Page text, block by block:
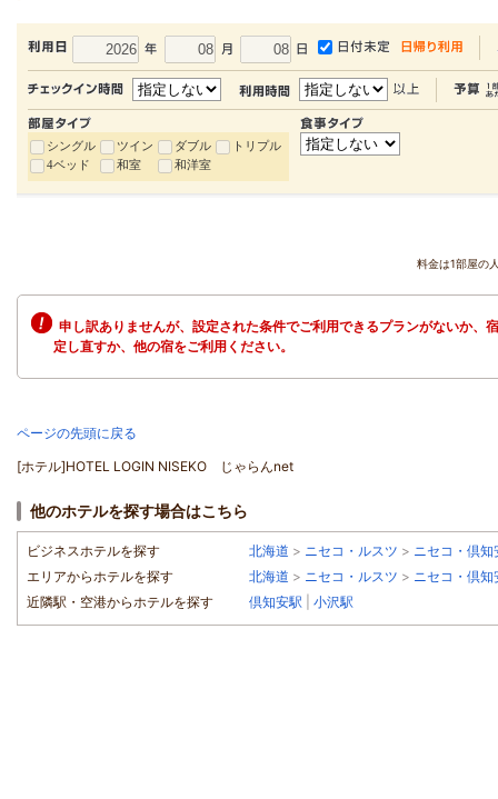
シングル ツイン ダブル
トリプル
4ベッド
和室 和洋室
料金は1部屋の
申し訳ありませんが、設定された条件でご利用できるプランがないか、
定し直すか、他の宿をご利用ください。
ページの先頭に戻る
[ホテル]HOTEL LOGIN NISEKO じゃらんnet
他のホテルを探す場合はこちら
ビジネスホテルを探す 北海道 > ニセコ・ルスツ > ニセコ・倶知
エリアからホテルを探す
北海道 > ニセコ・ルスツ > ニセコ・倶知
近隣駅・空港からホテルを探す
倶知安駅 小沢駅